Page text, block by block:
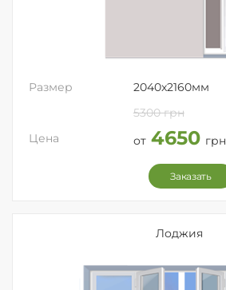
Размер
2040x2160мм
5300 грн
Цена
от 4650 грн
Заказать
Лоджия